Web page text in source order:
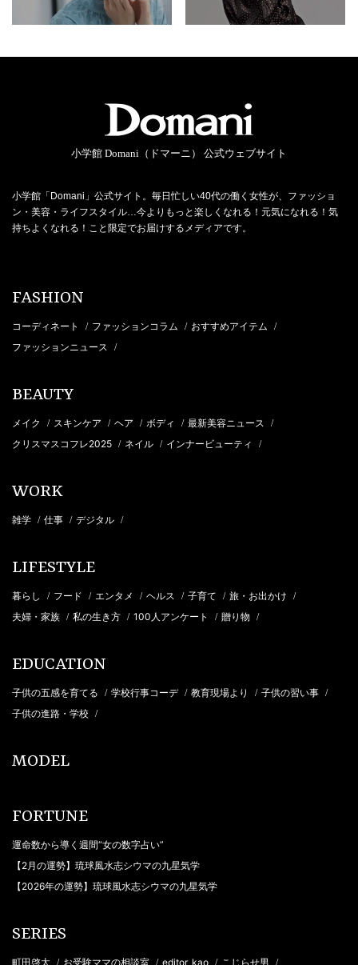
小学館 Domani（ドマーニ） 公式ウェブサイト
小学館「Domani」公式サイト。毎日忙しい40代の働く女性が、ファッショ
ン・美容・ライフスタイル…今よりもっと楽しくなれる！元気になれる！気
持ちよくなれる！こと限定でお届けするメディアです。
FASHION
コーディネート / ファッションコラム / おすすめアイテム /
ファッションニュース /
BEAUTY
メイク / スキンケア / ヘア / ボディ / 最新美容ニュース /
クリスマスコフレ2025 / ネイル / インナービューティ /
WORK
雑学 / 仕事 / デジタル /
LIFESTYLE
暮らし / フード / エンタメ / ヘルス / 子育て / 旅・お出かけ /
夫婦・家族 / 私の生き方 / 100人アンケート / 贈り物 /
EDUCATION
子供の五感を育てる / 学校行事コーデ / 教育現場より / 子供の習い事 /
子供の進路・学校 /
MODEL
FORTUNE
運命数から導く週間“女の数字占い”
【2月の運勢】琉球風水志シウマの九星気学
【2026年の運勢】琉球風水志シウマの九星気学
SERIES
町田啓太 お受験ママの相談室 editor_kao こじらせ男